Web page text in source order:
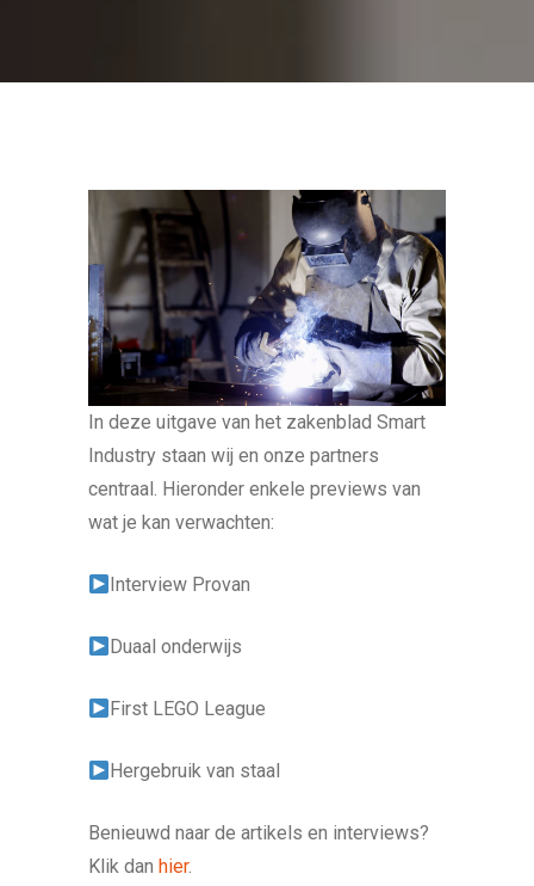
In deze uitgave van het zakenblad Smart
Industry staan wij en onze partners
centraal. Hieronder enkele previews van
wat je kan verwachten:
Interview Provan
Duaal onderwijs
First LEGO League
Hergebruik van staal
Benieuwd naar de artikels en interviews?
Klik dan hier.